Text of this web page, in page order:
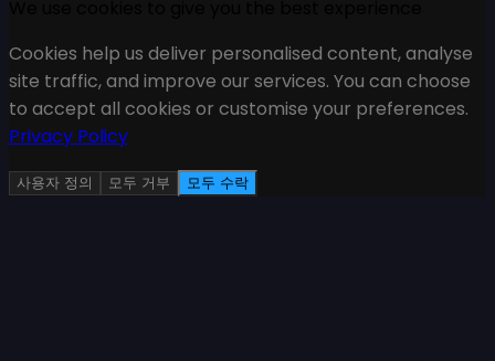
Cookies help us deliver personalised content, analyse
site traffic, and improve our services. You can choose
to accept all cookies or customise your preferences.
Privacy Policy
사용자 정의 모두 거부 모두 수락